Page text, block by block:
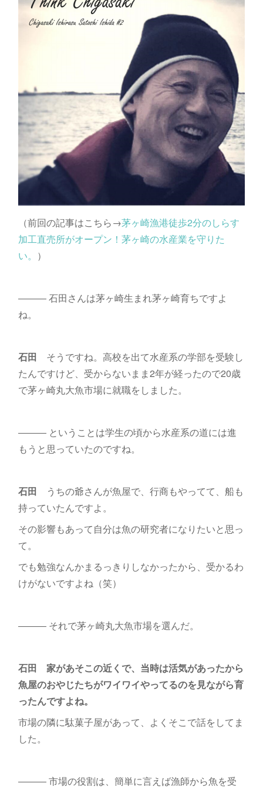
（前回の記事はこちら→茅ヶ崎漁港徒歩2分のしらす
加工直売所がオープン！茅ヶ崎の水産業を守りた
い。 ）
――― 石田さんは茅ヶ崎生まれ茅ヶ崎育ちですよ
ね。
石田 そうですね。高校を出て水産系の学部を受験し
たんですけど、受からないまま2年が経ったので20歳
で茅ヶ崎丸大魚市場に就職をしました。
――― ということは学生の頃から水産系の道には進
もうと思っていたのですね。
石田 うちの爺さんが魚屋で、行商もやってて、船も
持っていたんですよ。
その影響もあって自分は魚の研究者になりたいと思っ
て。
でも勉強なんかまるっきりしなかったから、受かるわ
けがないですよね（笑）
――― それで茅ヶ崎丸大魚市場を選んだ。
石田
家があそこの近くで、当時は活気があったから
魚屋のおやじたちがワイワイやってるのを見ながら育
ったんですよね。
市場の隣に駄菓子屋があって、よくそこで話をしてま
した。
――― 市場の役割は、簡単に言えば漁師から魚を受